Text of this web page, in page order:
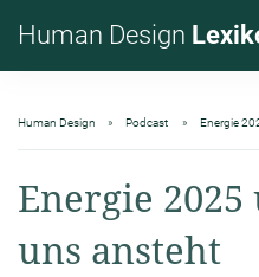
Human Design
Human Design Podcast Energie
Energie
uns ansteht